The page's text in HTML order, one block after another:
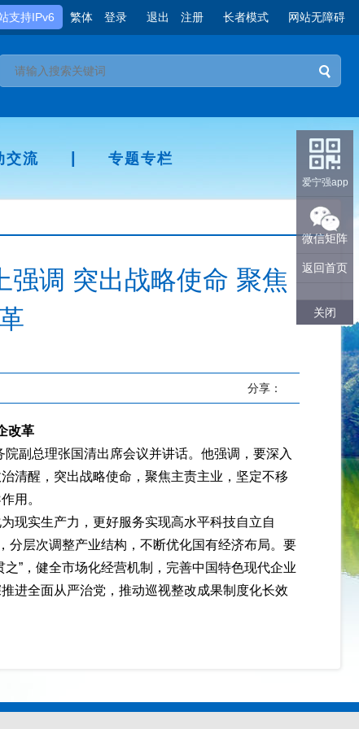
支持IPv6 繁体 登录 退出 注册 长者模式 网站无障碍
交流 专题专栏
强调 突出战略使命 聚焦
分享：
改革
副总理张国清出席会议并讲话。他强调，要深入
清醒，突出战略使命，聚焦主责主业，坚定不移
用。
现实生产力，更好服务实现高水平科技自立自
分层次调整产业结构，不断优化国有经济布局。要
”，健全市场化经营机制，完善中国特色现代企业
进全面从严治党，推动巡视整改成果制度化长效
爱宁强app
微信矩阵
返回首页
关闭